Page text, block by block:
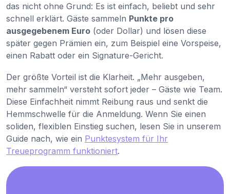
das nicht ohne Grund: Es ist einfach, beliebt und sehr
schnell erklärt. Gäste sammeln Punkte pro
ausgegebenem Euro (oder Dollar) und lösen diese
später gegen Prämien ein, zum Beispiel eine Vorspeise,
einen Rabatt oder ein Signature-Gericht.
Der größte Vorteil ist die Klarheit. „Mehr ausgeben,
mehr sammeln“ versteht sofort jeder – Gäste wie Team.
Diese Einfachheit nimmt Reibung raus und senkt die
Hemmschwelle für die Anmeldung. Wenn Sie einen
soliden, flexiblen Einstieg suchen, lesen Sie in unserem
Guide nach, wie ein Punktesystem für Ihr
Treueprogramm funktioniert.